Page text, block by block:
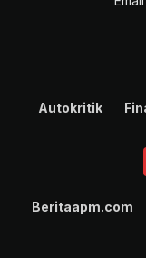
Autokritik
Beritaapm.com